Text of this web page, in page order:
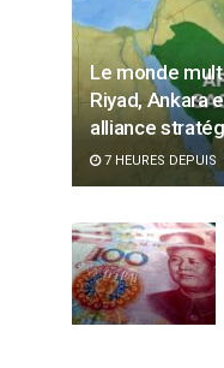
Le monde
Riyad, Ankara
alliance
7 HEURES DEPUIS